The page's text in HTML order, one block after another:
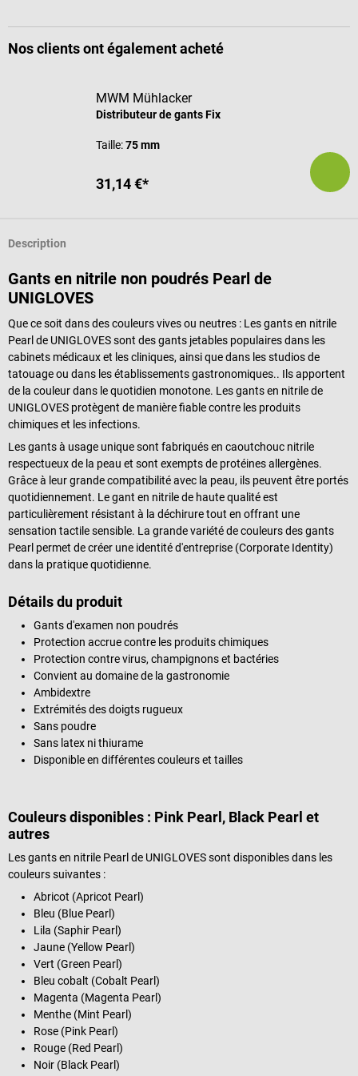
Nos clients ont également acheté
MWM Mühlacker
Distributeur de gants Fix
Taille:75 mm
31,14 €*
Description
Gants en nitrile non poudrés Pearl de
UNIGLOVES
Que ce soit dans des couleurs vives ou neutres : Les gants en nitrile
Pearl de UNIGLOVES sont des gants jetables populaires dans les
cabinets médicaux et les cliniques, ainsi que dans les studios de
tatouage ou dans les établissements gastronomiques.. Ils apportent
de la couleur dans le quotidien monotone. Les gants en nitrile de
UNIGLOVES protègent de manière fiable contre les produits
chimiques et les infections.
Les gants à usage unique sont fabriqués en caoutchouc nitrile
respectueux de la peau et sont exempts de protéines allergènes.
Grâce à leur grande compatibilité avec la peau, ils peuvent être portés
quotidiennement. Le gant en nitrile de haute qualité est
particulièrement résistant à la déchirure tout en offrant une
sensation tactile sensible. La grande variété de couleurs des gants
Pearl permet de créer une identité d'entreprise (Corporate Identity)
dans la pratique quotidienne.
Détails du produit
Gants d'examen non poudrés
Protection accrue contre les produits chimiques
Protection contre virus, champignons et bactéries
Convient au domaine de la gastronomie
Ambidextre
Extrémités des doigts rugueux
Sans poudre
Sans latex ni thiurame
Disponible en différentes couleurs et tailles
Couleurs disponibles : Pink Pearl, Black Pearl et
autres
Les gants en nitrile Pearl de UNIGLOVES sont disponibles dans les
couleurs suivantes :
Abricot (Apricot Pearl)
Bleu (Blue Pearl)
Lila (Saphir Pearl)
Jaune (Yellow Pearl)
Vert (Green Pearl)
Bleu cobalt (Cobalt Pearl)
Magenta (Magenta Pearl)
Menthe (Mint Pearl)
Rose (Pink Pearl)
Rouge (Red Pearl)
Noir (Black Pearl)